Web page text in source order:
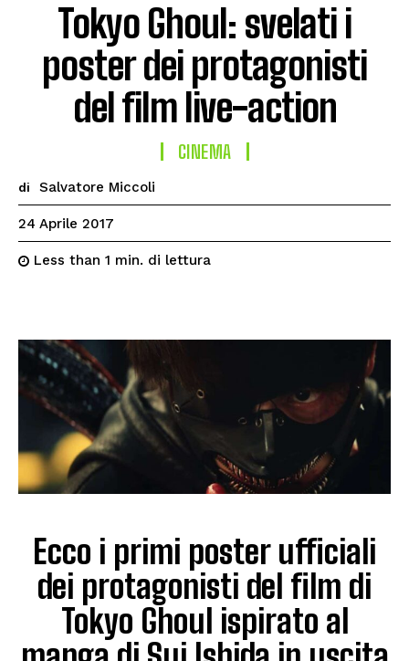
Tokyo Ghoul: svelati i
poster dei protagonisti
del film live-action
CINEMA
di Salvatore Miccoli
24 Aprile 2017
Less than 1 min. di lettura
Ecco i primi poster ufficiali
dei protagonisti del film di
Tokyo Ghoul ispirato al